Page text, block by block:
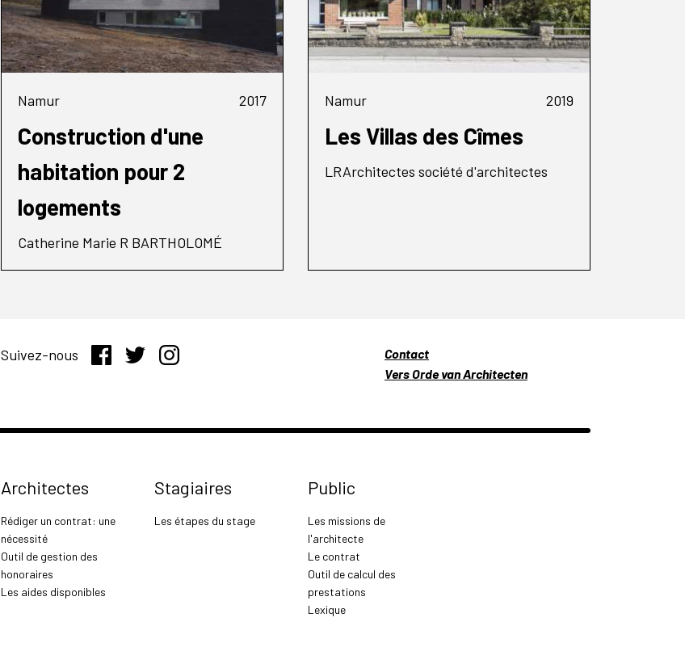
Namur 2017
Construction d'une
habitation pour 2
logements
Catherine Marie R BARTHOLOMÉ
Namur 2019
Les Villas des Cîmes
LRArchitectes société d'architectes
Suivez-nous
Contact
Vers Orde van Architecten
Architectes
Rédiger un contrat: une
nécessité
Outil de gestion des
honoraires
Les aides disponibles
Stagiaires
Les étapes du stage
Public
Les missions de
l'architecte
Le contrat
Outil de calcul des
prestations
Lexique